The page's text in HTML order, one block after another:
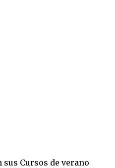
sus Cursos de verano